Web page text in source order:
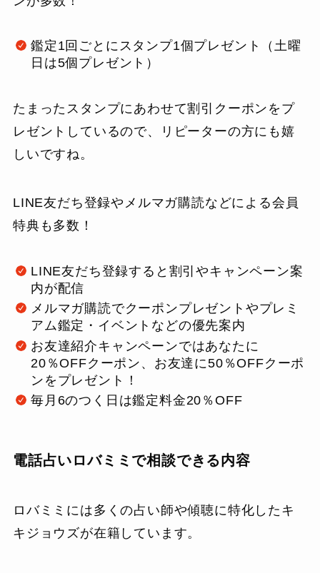
鑑定1回ごとにスタンプ1個プレゼント（土曜
日は5個プレゼント）
たまったスタンプにあわせて割引クーポンをプ
レゼントしているので、リピーターの方にも嬉
しいですね。
LINE友だち登録やメルマガ購読などによる会員
特典も多数！
LINE友だち登録すると割引やキャンペーン案
内が配信
メルマガ購読でクーポンプレゼントやプレミ
アム鑑定・イベントなどの優先案内
お友達紹介キャンペーンではあなたに
20％OFFクーポン、お友達に50％OFFクーポ
ンをプレゼント！
毎月6のつく日は鑑定料金20％OFF
電話占いロバミミで相談できる内容
ロバミミには多くの占い師や傾聴に特化したキ
キジョウズが在籍しています。